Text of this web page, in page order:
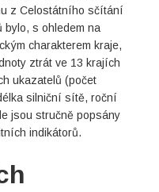
z Celostátního sčítání
bylo, s ohledem na
charakterem kraje,
ztrát ve 13 krajích
ukazatelů (počet
silniční sítě, roční
jsou stručně popsány
indikátorů.